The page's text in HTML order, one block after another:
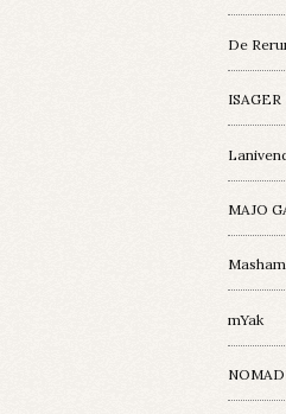
De
ISAGER
MAJO
mYak